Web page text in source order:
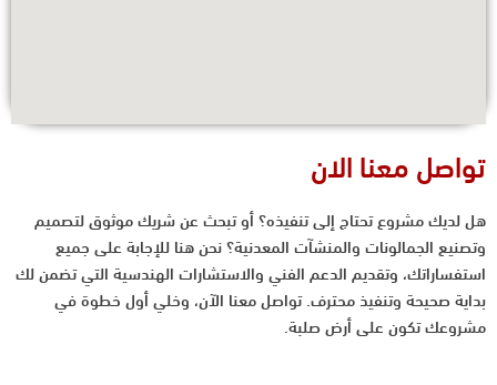
تواصل معنا الان
هل لديك مشروع تحتاج إلى تنفيذه؟ أو تبحث عن شريك موثوق لتصميم
وتصنيع الجمالونات والمنشآت المعدنية؟ نحن هنا للإجابة على جميع
استفساراتك، وتقديم الدعم الفني والاستشارات الهندسية التي تضمن لك
بداية صحيحة وتنفيذ محترف. تواصل معنا الآن، وخلي أول خطوة في
مشروعك تكون على أرض صلبة.